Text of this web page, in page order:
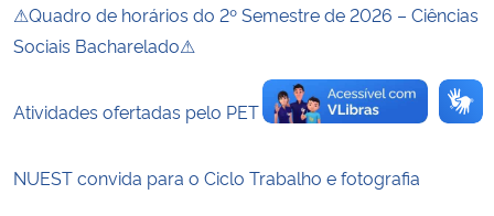
Banco Central do Brasil
⚠Quadro de horários do 2º Semestre de 2026 – Ciências
Sociais Bacharelado⚠
Atividades ofertadas pelo PET CiSA 15 e 16/04
NUEST convida para o Ciclo Trabalho e fotografia